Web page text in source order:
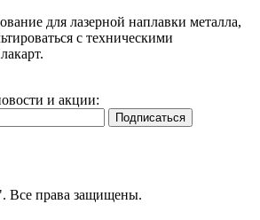
для лазерной наплавки металла,
с техническими
и акции:
Все права защищены.